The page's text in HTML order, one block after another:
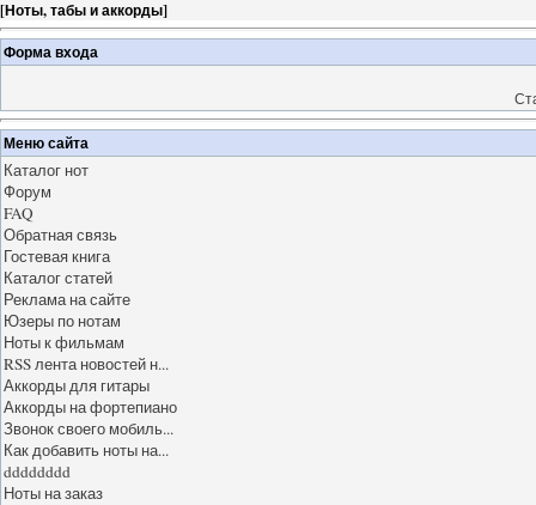
[Ноты, табы и аккорды]
Форма входа
Меню сайта
Каталог нот
Форум
FAQ
Обратная связь
Гостевая книга
Каталог статей
Реклама на сайте
Юзеры по нотам
Ноты к фильмам
RSS лента новостей н...
Аккорды для гитары
Аккорды на фортепиано
Звонок своего мобиль...
Как добавить ноты на...
dddddddd
Ноты на заказ